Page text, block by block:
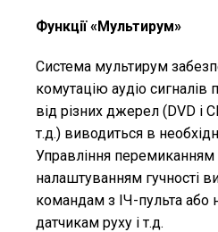
Функції «Мультирум»
Система мультирум
комутацію аудіо
від різних джерел (DVD і
т.д.) виводиться в
Управління перемиканням
налаштуванням гучності
командам з ІЧ-пульта або
датчикам руху і т.д.